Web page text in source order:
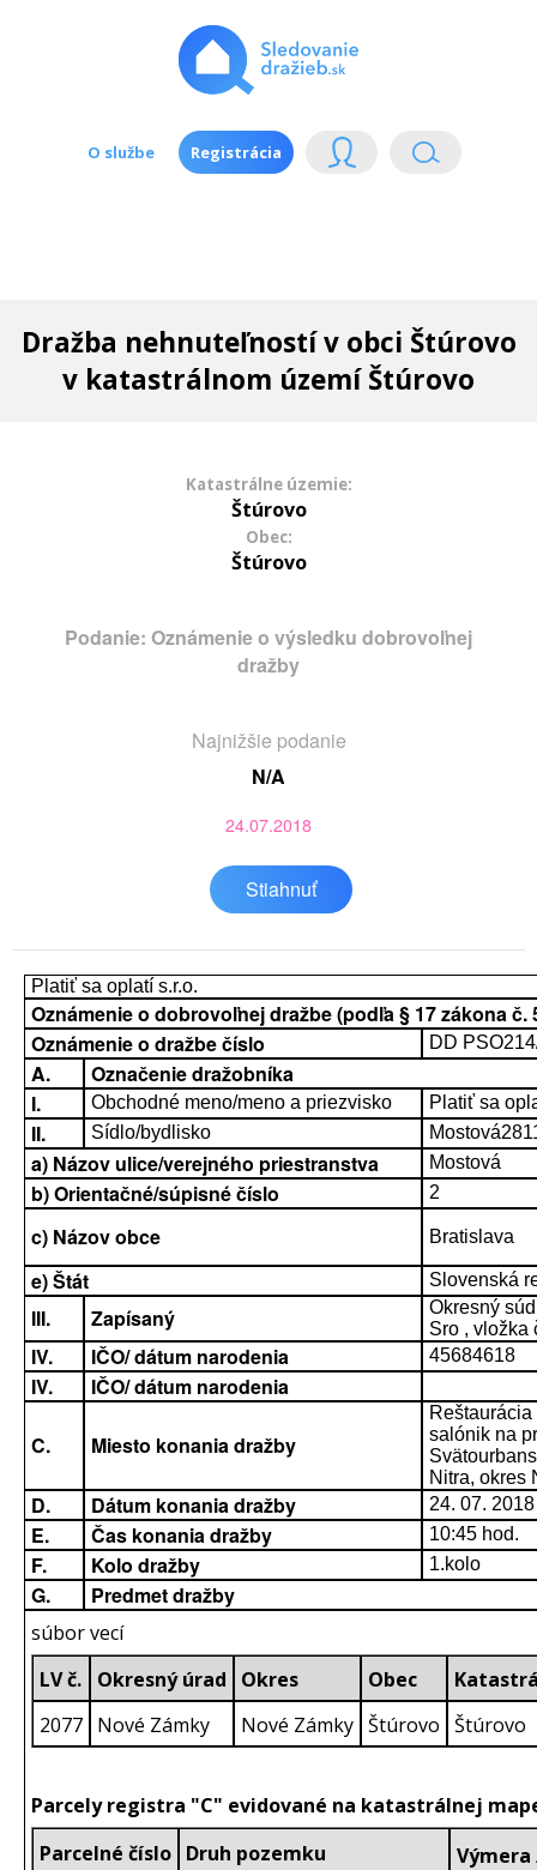
O službe Registrácia
Dražba nehnuteľností v obci Štúrovo
v katastrálnom území Štúrovo
Katastrálne územie:
Štúrovo
Obec:
Štúrovo
Podanie: Oznámenie o výsledku dobrovoľnej
dražby
Najnižšie podanie
N/A
24.07.2018
Stiahnuť
Platiť sa oplatí s.r.o.
Oznámenie o dobrovoľnej dražbe (podľa § 17 zákona č.
Oznámenie o dražbe číslo
DD
A.
Označenie dražobníka
I.
Obchodné meno/meno a priezvisko Platiť sa
II. Sídlo/bydlisko
a) Názov ulice/verejného priestranstva Mostová
b) Orientačné/súpisné číslo 2
c) Názov obce Bratislava
e) Štát Slovenská
III. Zapísaný
Okresný
Sro , vložka
IV. IČO/ dátum narodenia 45684618
IV. IČO/ dátum narodenia
C. Miesto konania dražby
salónik na
Nitra, okres
D. Dátum konania dražby 24. 07. 2018
E. Čas konania dražby 10:45 hod.
F. Kolo dražby 1.kolo
G. Predmet dražby
súbor vecí
LV č.
Okresný úrad Okres Obec
2077 Nové Zámky Nové Zámky Štúrovo Štúrovo
Parcely registra "C" evidované na katastrálnej
Parcelné číslo Druh pozemku